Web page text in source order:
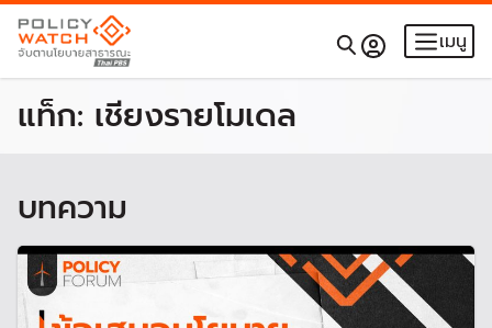
เมนู
แท็ก: เชียงรายโมเดล
บทความ